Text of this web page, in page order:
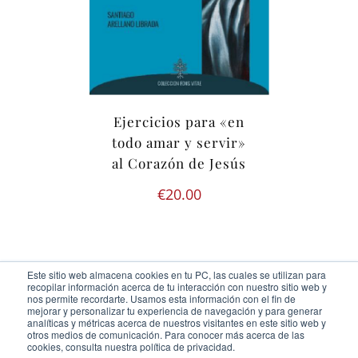
Este sitio web almacena cookies en tu PC, las cuales se utilizan para
recopilar información acerca de tu interacción con nuestro sitio web y
nos permite recordarte. Usamos esta información con el fin de
mejorar y personalizar tu experiencia de navegación y para generar
analíticas y métricas acerca de nuestros visitantes en este sitio web y
otros medios de comunicación. Para conocer más acerca de las
cookies, consulta nuestra política de privacidad.
Ejercicios para «en
todo amar y servir»
al Corazón de Jesús
€20.00
Ediciones Cor Iesu Copyright 2020 |id digital agency